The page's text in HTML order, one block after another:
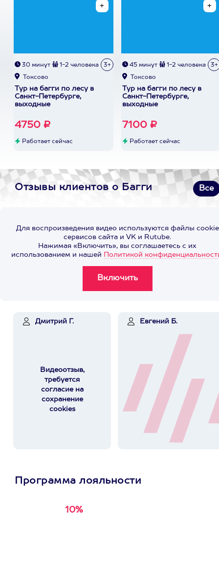
30 минут 1-2 человека 3+
Токсово
Тур на багги по лесу в
Санкт-Петербурге,
выходные
4750 ₽
Работает сейчас
45 минут 1-2 человека 3+
Токсово
Тур на багги по лесу в
Санкт-Петербурге,
выходные
7100 ₽
Работает сейчас
Отзывы клиентов о Багги Все
Для воспроизведения видео используются файлы cookie
сервисов сайта и VK и Rutube.
Нажимая «Включить», вы соглашаетесь с их
использованием и нашей Политикой
Дмитрий Г.
Видеоотзыв,
требуется
согласие на
сохранение
cookies
Евгений Б.
Программа лояльности
10%